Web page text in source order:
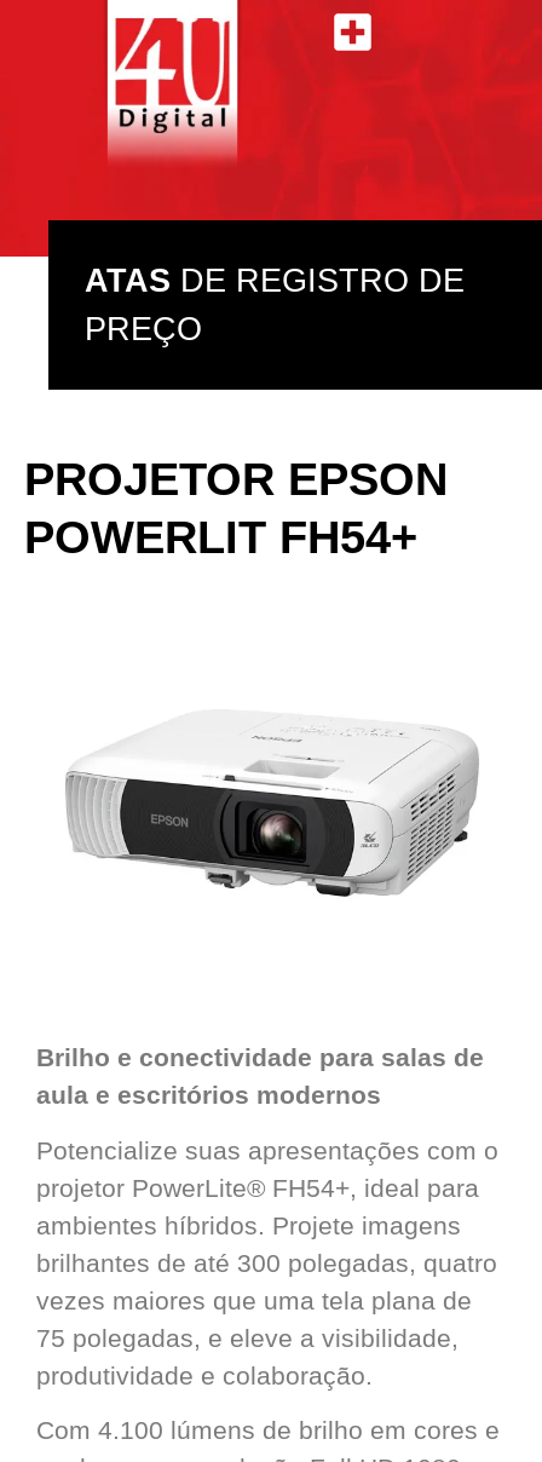
ATAS DE REGISTRO DE
PREÇO
PROJETOR EPSON
POWERLIT FH54+
Brilho e conectividade para salas de
aula e escritórios modernos
Potencialize suas apresentações com o
projetor PowerLite® FH54+, ideal para
ambientes híbridos. Projete imagens
brilhantes de até 300 polegadas, quatro
vezes maiores que uma tela plana de
75 polegadas, e eleve a visibilidade,
produtividade e colaboração.
Com 4.100 lúmens de brilho em cores e